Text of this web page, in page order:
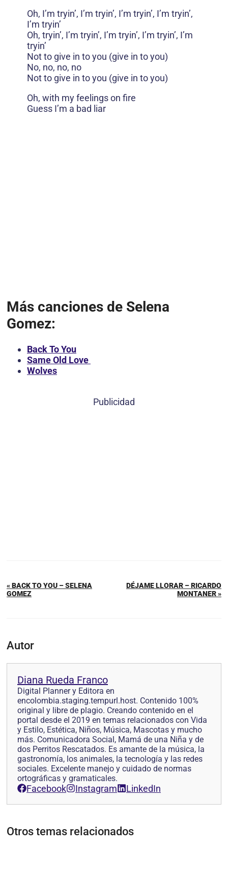
Oh, I’m tryin’, I’m tryin’, I’m tryin’, I’m tryin’,
I’m tryin’
Oh, tryin’, I’m tryin’, I’m tryin’, I’m tryin’, I’m
tryin’
Not to give in to you (give in to you)
No, no, no, no
Not to give in to you (give in to you)
Oh, with my feelings on fire
Guess I’m a bad liar
Más canciones de Selena
Gomez:
Back To You
Same Old Love
Wolves
Publicidad
« BACK TO YOU – SELENA
GOMEZ
DÉJAME LLORAR – RICARDO
MONTANER »
Autor
Diana Rueda Franco
Digital Planner y Editora en
encolombia.staging.tempurl.host. Contenido 100%
original y libre de plagio. Creando contenido en el
portal desde el 2019 en temas relacionados con Vida
y Estilo, Estética, Niños, Música, Mascotas y mucho
más. Comunicadora Social, Mamá de una Niña y de
dos Perritos Rescatados. Es amante de la música, la
gastronomía, los animales, la tecnología y las redes
sociales. Excelente manejo y cuidado de normas
ortográficas y gramaticales.
Facebook Instagram LinkedIn
Otros temas relacionados